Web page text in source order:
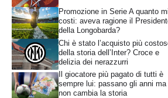
Promozione in Serie A quanto mi
costi: aveva ragione il
della Longobarda?
Chi è stato l’acquisto più
della storia dell’Inter? Croce e
delizia dei nerazzurri
Il giocatore più pagato di tutti è
sempre lui: passano gli anni ma
non cambia la storia